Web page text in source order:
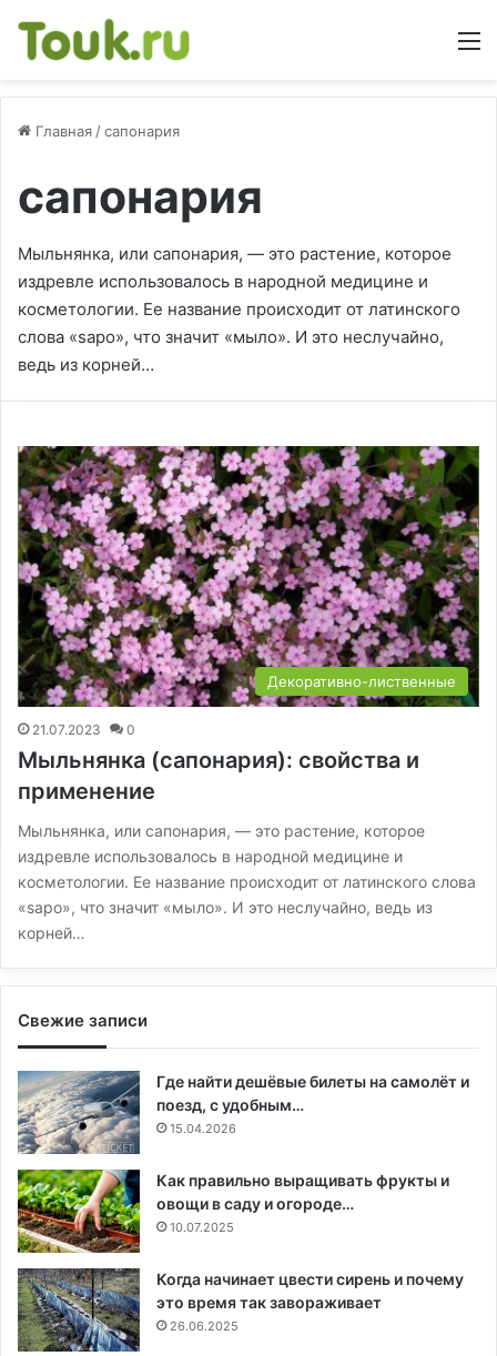
Главная /сапонария
сапонария
Мыльнянка, или сапонария, — это растение, которое
издревле использовалось в народной медицине и
косметологии. Ее название происходит от латинского
слова «sapo», что значит «мыло». И это неслучайно,
ведь из корней…
Декоративно-лиственные
21.07.2023 0
Мыльнянка (сапонария): свойства и
применение
Мыльнянка, или сапонария, — это растение, которое
издревле использовалось в народной медицине и
косметологии. Ее название происходит от латинского слова
«sapo», что значит «мыло». И это неслучайно, ведь из
корней…
Свежие записи
Где найти дешёвые билеты на самолёт и
поезд, с удобным…
15.04.2026
Как правильно выращивать фрукты и
овощи в саду и огороде…
10.07.2025
Когда начинает цвести сирень и почему
это время так завораживает
26.06.2025